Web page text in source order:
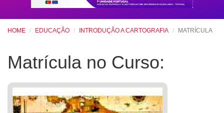
HOME EDUCAÇÃO INTRODUÇÃO A CARTOGRAFIA MATRÍCULA
Matrícula no Curso: